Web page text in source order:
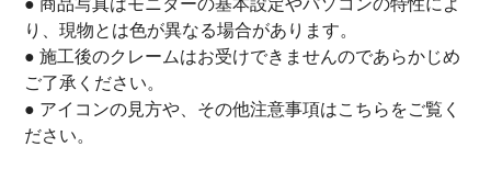
● 商品写真はモニターの基本設定やパソコンの特性によ
り、現物とは色が異なる場合があります。
● 施工後のクレームはお受けできませんのであらかじめ
ご了承ください。
● アイコンの見方や、その他注意事項はこちら をご覧く
ださい。